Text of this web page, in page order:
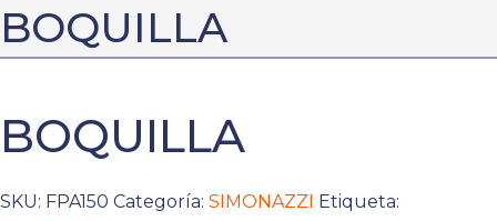
BOQUILLA
BOQUILLA
SKU: FPA150 Categoría: SIMONAZZI Etiqueta: